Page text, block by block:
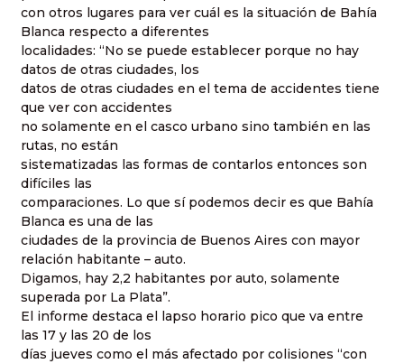
con otros lugares para ver cuál es la situación de Bahía
Blanca respecto a diferentes
localidades: “No se puede establecer porque no hay
datos de otras ciudades, los
datos de otras ciudades en el tema de accidentes tiene
que ver con accidentes
no solamente en el casco urbano sino también en las
rutas, no están
sistematizadas las formas de contarlos entonces son
difíciles las
comparaciones. Lo que sí podemos decir es que Bahía
Blanca es una de las
ciudades de la provincia de Buenos Aires con mayor
relación habitante – auto.
Digamos, hay 2,2 habitantes por auto, solamente
superada por La Plata”.
El informe destaca el lapso horario pico que va entre
las 17 y las 20 de los
días jueves como el más afectado por colisiones “con